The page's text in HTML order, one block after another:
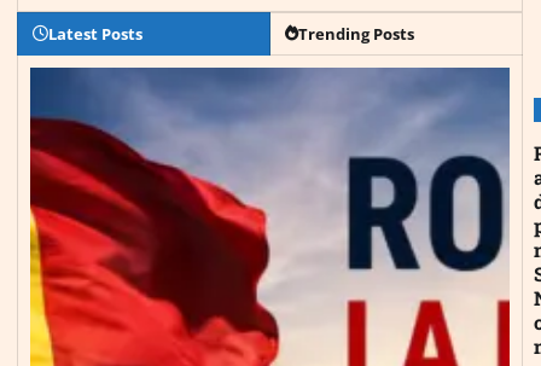
Latest Posts Trending Posts